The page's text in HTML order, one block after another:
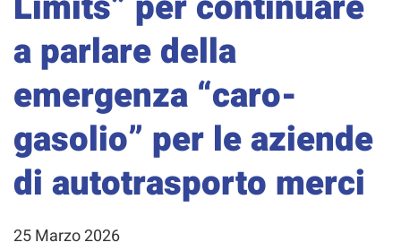
a parlare della
emergenza “caro-
gasolio” per le aziende
di autotrasporto merci
25 Marzo 2026